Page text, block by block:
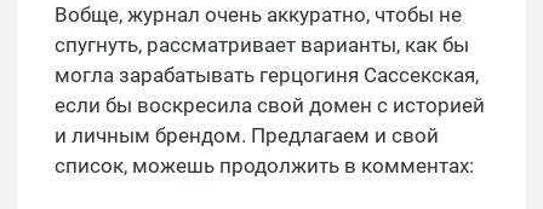
Вобще, журнал очень аккуратно, чтобы не
спугнуть, рассматривает варианты, как бы
могла зарабатывать герцогиня Сассекская,
если бы воскресила свой домен с историей
и личным брендом. Предлагаем и свой
список, можешь продолжить в комментах: